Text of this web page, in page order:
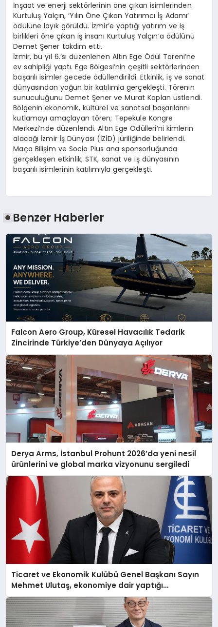
İnşaat ve enerji sektörlerinin öne çıkan isimlerinden
Kurtuluş Yalçın, ‘Yılın Öne Çıkan Yatırımcı İş Adamı’
ödülüne layık görüldü. İzmir’e yaptığı yatırım ve iş
birlikleri öne çıkan iş insanı Kurtuluş Yalçın’a ödülünü
Demet Şener takdim etti.
İzmir, bu yıl 6.’sı düzenlenen Altın Ege Ödül Töreni’ne
ev sahipliği yaptı. Ege Bölgesi’nin çeşitli sektörlerinden
başarılı isimler gecede ödüllendirildi. Etkinlik, iş ve sanat
dünyasından yoğun bir katılımla gerçekleşti. Törenin
sunuculuğunu Demet Şener ve Murat Kaplan üstlendi.
Bölgenin ekonomik, kültürel ve sanatsal başarılarını
kutlamayı amaçlayan tören; Tepekule Kongre
Merkezi’nde düzenlendi. Altın Ege Ödülleri’ni kimlerin
alacağı İzmir İş Dünyası (İZİD) jüriliğinde belirlendi.
Maça Bilişim ve Socio Plus ana sponsorluğunda
gerçekleşen etkinlik; STK, sanat ve iş dünyasının
başarılı isimlerinin katılımıyla gerçekleşti.
Benzer Haberler
Falcon Aero Group, Küresel Havacılık Tedarik
Zincirinde Türkiye’den Dünyaya Açılıyor
Derya Arms, İstanbul Prohunt 2026’da yeni nesil
ürünlerini ve global marka vizyonunu sergiledi
Ticaret ve Ekonomik Kulübü Genel Başkanı Sayın
Mehmet Ulutaş, ekonomiye dair yaptığı
açıklamada şunları kaydetti: